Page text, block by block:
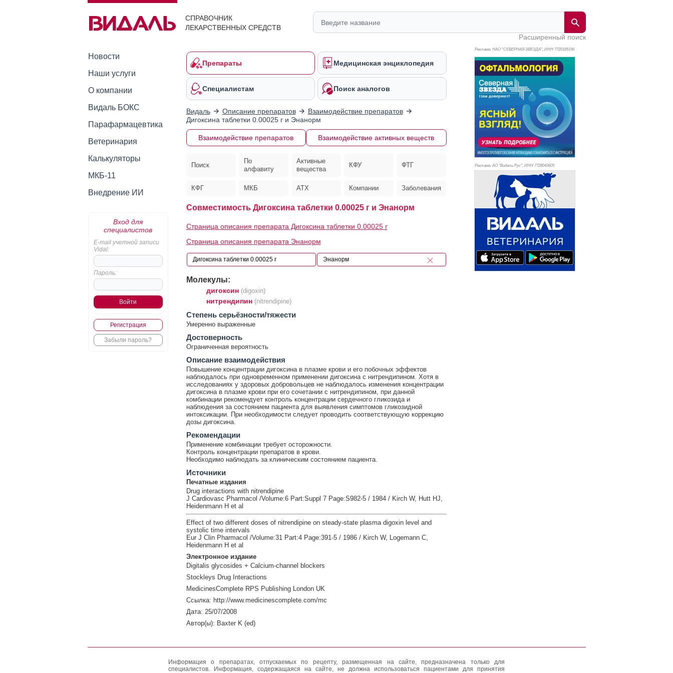
СПРАВОЧНИК
ЛЕКАРСТВЕННЫХ СРЕДСТВ
Расширенный поиск
Новости
Наши услуги
О компании
Видаль БОКС
Парафармацевтика
Ветеринария
Калькуляторы
МКБ-11
Внедрение ИИ
Вход для
специалистов
E-mail учетной записи
Vidal:
Пароль:
Регистрация
Забыли пароль?
Препараты Медицинская энциклопедия
Специалистам Поиск аналогов
Видаль Описание препаратов
Взаимодействие препаратов
Дигоксина таблетки 0.00025 г и Энанорм
Взаимодействие препаратов Взаимодействие активных веществ
Поиск
По
алфавиту
Активные
вещества
КФУ ФТГ
КФГ МКБ АТХ Компании Заболевания
Совместимость Дигоксина таблетки 0.00025 г и Энанорм
Страница описания препарата Дигоксина таблетки 0.00025 г
Страница описания препарата Энанорм
Молекулы:
дигоксин (digoxin)
нитрендипин (nitrendipine)
Cтепень серьёзности/тяжести
Умеренно выраженные
Достоверность
Ограниченная вероятность
Описание взаимодействия
Повышение концентрации дигоксина в плазме крови и его побочных эффектов
наблюдалось при одновременном применении дигоксина с нитрендипином. Хотя в
исследованиях у здоровых добровольцев не наблюдалось изменения концентрации
дигоксина в плазме крови при его сочетании с нитрендипином, при данной
комбинации рекомендует контроль концентрации сердечного гликозида и
наблюдения за состоянием пациента для выявления симптомов гликозидной
интоксикации. При необходимости следует проводить соответствующую коррекцию
дозы дигоксина.
Рекомендации
Применение комбинации требует осторожности.
Контроль концентрации препаратов в крови.
Необходимо наблюдать за клиническим состоянием пациента.
Источники
Печатные издания
Drug interactions with nitrendipine
J Cardiovasc Pharmacol /Volume:6 Part:Suppl 7 Page:S982-5 / 1984 / Kirch W, Hutt HJ,
Heidenmann H et al
Effect of two different doses of nitrendipine on steady-state plasma digoxin level and
systolic time intervals
Eur J Clin Pharmacol /Volume:31 Part:4 Page:391-5 / 1986 / Kirch W, Logemann C,
Heidenmann H et al
Электронное издание
Digitalis glycosides + Calcium-channel blockers
Stockleys Drug Interactions
MedicinesComplete RPS Publishing London UK
Ссылка: http://www.medicinescomplete.com/mc
Дата: 25/07/2008
Автор(ы): Baxter K (ed)
Реклама. НАО "СЕВЕРНАЯ ЗВЕЗДА", ИНН 7720185196
Реклама. АО "Видаль Рус", ИНН 7728043605
Информация о препаратах, отпускаемых по рецепту, размещенная на сайте, предназначена только для
специалистов. Информация, содержащаяся на сайте, не должна использоваться пациентами для принятия